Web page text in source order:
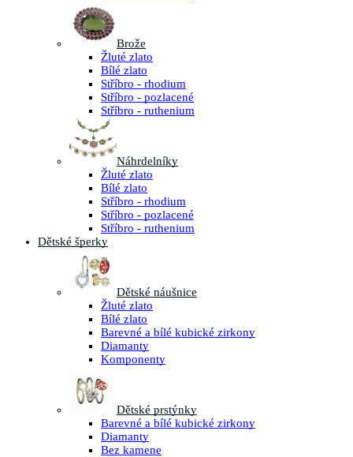
Brože
Žluté zlato
Bílé zlato
Stříbro - rhodium
Stříbro - pozlacené
Stříbro - ruthenium
Náhrdelníky
Žluté zlato
Bílé zlato
Stříbro - rhodium
Stříbro - pozlacené
Stříbro - ruthenium
Dětské šperky
Dětské náušnice
Žluté zlato
Bílé zlato
Barevné a bílé kubické zirkony
Diamanty
Komponenty
Dětské prstýnky
Barevné a bílé kubické zirkony
Diamanty
Bez kamene